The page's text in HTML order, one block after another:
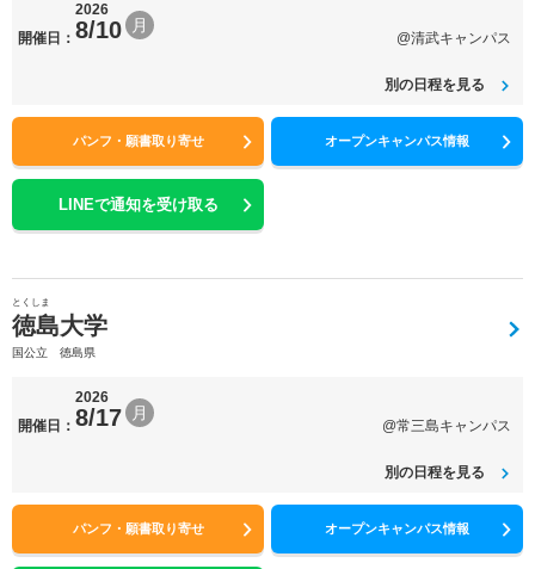
開催日：
2026
8/10 月
@清武キャンパス
別の日程を見る
パンフ・願書取り寄せ オープンキャンパス情報
LINEで通知を受け取る
とくしま
徳島大学
国公立 徳島県
開催日：
2026
8/17 月
@常三島キャンパス
別の日程を見る
パンフ・願書取り寄せ オープンキャンパス情報